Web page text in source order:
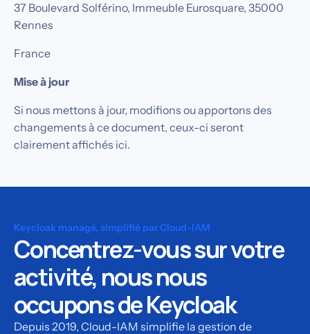
37 Boulevard Solférino, Immeuble Eurosquare, 35000
Rennes
France
Mise à jour
Si nous mettons à jour, modifions ou apportons des
changements à ce document, ceux-ci seront
clairement affichés ici.
Keycloak managé, simplifié par Cloud-IAM
Concentrez-vous sur votre
activité, nous nous
occupons de Keycloak
Depuis 2019, Cloud-IAM simplifie la gestion de